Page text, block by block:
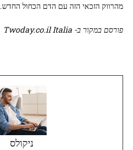
מהרווק הזכאי הזה עם הדם הכחול החדש.
פורסם במקור ב- Twoday.co.il Italia
ניקולס